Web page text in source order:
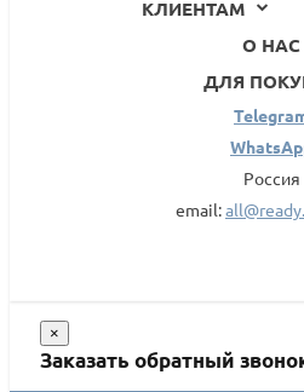
КЛИЕНТАМ
О НАС
ДЛЯ
Россия
email:
×
Заказать обратный